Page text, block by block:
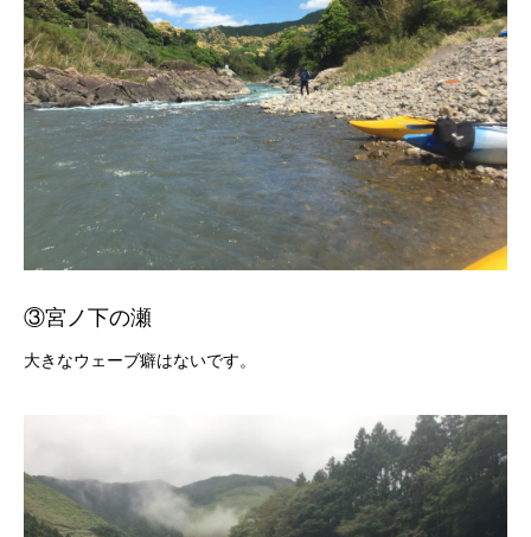
③宮ノ下の瀬
大きなウェーブ癖はないです。